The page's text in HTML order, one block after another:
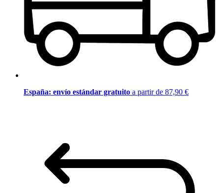
España: envío estándar gratuito a partir de 87,90 €